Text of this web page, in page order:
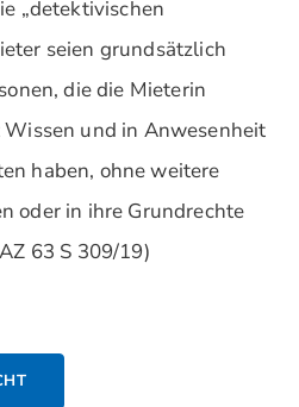
„detektivischen
seien grundsätzlich
die die Mieterin
und in Anwesenheit
haben, ohne weitere
oder in ihre Grundrechte
63 S 309/19)